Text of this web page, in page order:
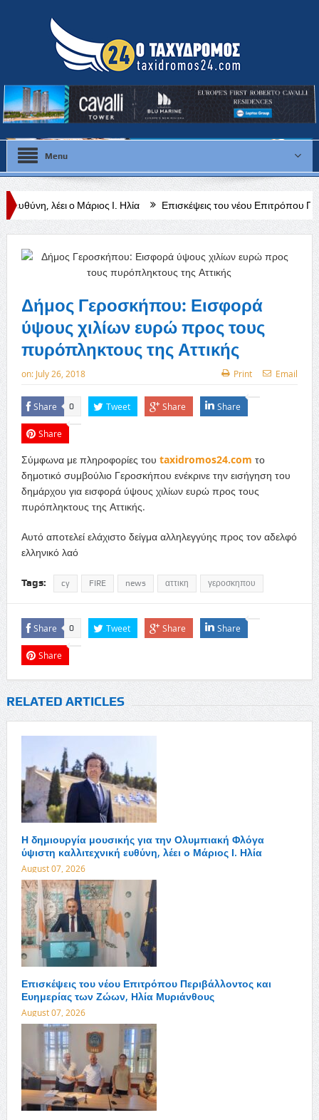
Menu
Ι. Ηλία Επισκέψεις του νέου Επιτρόπου Περιβάλλοντος
Ανακεφαλαιωτικός Πίνακας (VIES) για τον Ιούλιο 2026
Δήμος Γεροσκήπου: Εισφορά
ύψους χιλίων ευρώ προς τους
πυρόπληκτους της Αττικής
on: July 26, 2018 Print Email
Share 0 Tweet Share Share
Share
Σύμφωνα με πληροφορίες του taxidromos24.com το
δημοτικό συμβούλιο Γεροσκήπου ενέκρινε την εισήγηση του
δημάρχου για εισφορά ύψους χιλίων ευρώ προς τους
πυρόπληκτους της Αττικής.
Αυτό αποτελεί ελάχιστο δείγμα αλληλεγγύης προς τον αδελφό
ελληνικό λαό
Tags: cy FIRE news αττικη γεροσκηπου
Share 0 Tweet Share Share
Share
RELATED ARTICLES
Η δημιουργία μουσικής για την Ολυμπιακή Φλόγα
ύψιστη καλλιτεχνική ευθύνη, λέει ο Μάριος Ι. Ηλία
August 07, 2026
Επισκέψεις του νέου Επιτρόπου Περιβάλλοντος και
Ευημερίας των Ζώων, Ηλία Μυριάνθους
August 07, 2026